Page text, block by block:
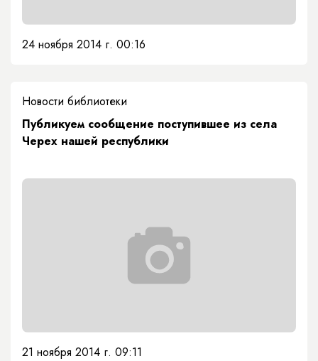
24 ноября 2014 г. 00:16
Новости библиотеки
Публикуем сообщение поступившее из села
Черех нашей республики
21 ноября 2014 г. 09:11